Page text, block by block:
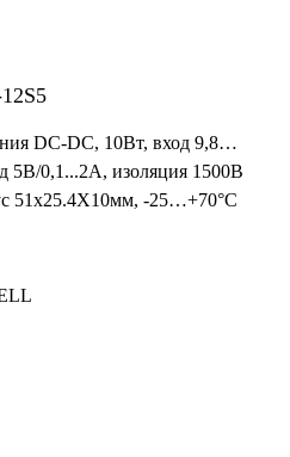
DC-DC, 10Вт, вход 9,8…
5В/0,1...2А, изоляция 1500В
51х25.4Х10мм, -25…+70°С